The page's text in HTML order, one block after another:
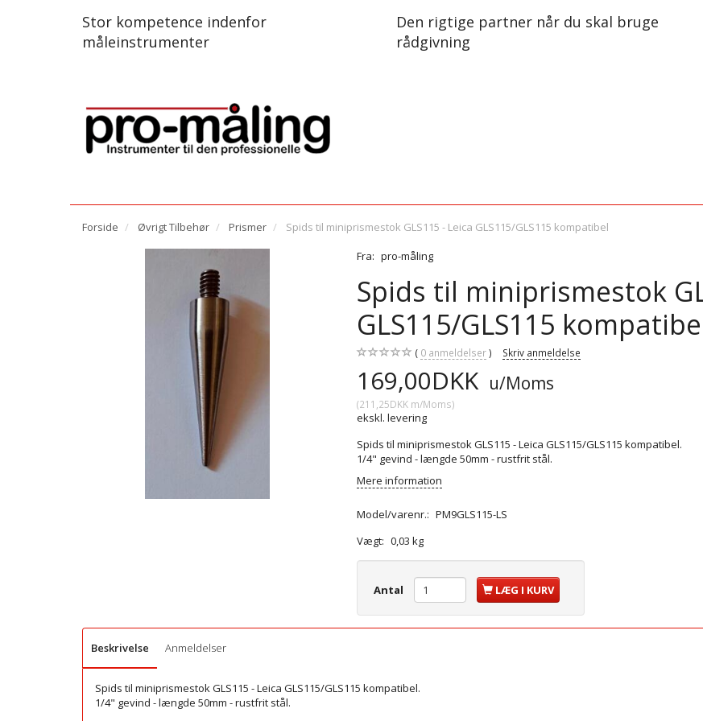
Stor kompetence indenfor
måleinstrumenter
Den rigtige partner når du skal bruge
rådgivning
Forside Øvrigt Tilbehør Prismer
Spids til miniprismestok GLS115 - Leica GLS115/GLS115 kompatibel
Fra: pro-måling
Spids til miniprismestok
GLS115/GLS115
0 anmeldelser Skriv anmeldelse
169,00DKK u/Moms
(211,25DKK m/Moms)
ekskl. levering
Spids til miniprismestok GLS115 - Leica GLS115/GLS115 kompatibel.
1/4" gevind - længde 50mm - rustfrit stål.
Mere information
Model/varenr.: PM9GLS115-LS
Vægt: 0,03 kg
Antal LÆG I KURV
Beskrivelse Anmeldelser
Spids til miniprismestok GLS115 - Leica GLS115/GLS115 kompatibel.
1/4" gevind - længde 50mm - rustfrit stål.